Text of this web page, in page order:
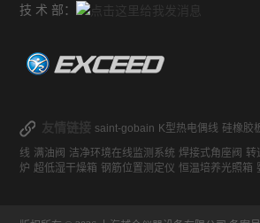
技 术 部：
友情链接 saint-gobain K型热电偶线 硅橡胶
线 满油阀 洁净环境在线监测系统 焊接式角座阀 转
炉 超低湿干燥箱 钢筋位置测定仪 恒温培养光照箱